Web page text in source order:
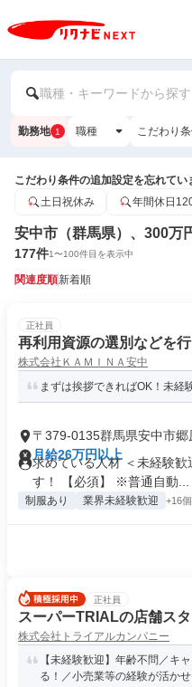
職種・キーワードから探す
勤務地 1 職種 こだわり
こだわり条件の追加設定を忘れてい
土日祝休み
年間休日
安中市（群馬県）、300万
177件1〜100件目を表示中
関連度順新着順
正社員
再利用資源の選別などを
株式会社ＫＡＭＩＮＡ安中
まずは挨拶できればOK！未経
〒379-0135群馬県安中市郷
月給26万円以上
求めている人材 ＜未経験
す！ 【必須】 ※普通自動...
制服あり 業界未経験歓迎 +16個
正社員
スーパーTRIALの店舗ス
株式会社トライアルカンパニー
【未経験歓迎】年齢不問／キ
る！／小売業等の経験が活か